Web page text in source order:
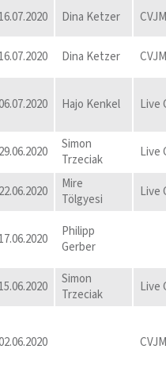
16.07.2020 Dina Ketzer
16.07.2020 Dina Ketzer
Hajo Kenkel Live
29.06.2020
Simon
Trzeciak
Live
22.06.2020
Mire
Tölgyesi
Live
17.06.2020
Philipp
Gerber
15.06.2020
Simon
Trzeciak
Live